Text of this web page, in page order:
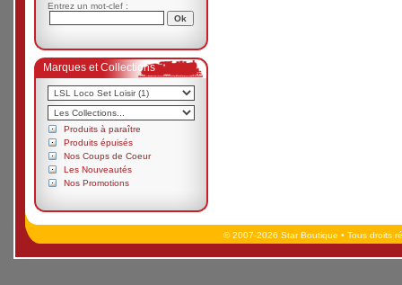
Entrez un mot-clef :
Marques et Collections
Produits à paraître
Produits épuisés
Nos Coups de Coeur
Les Nouveautés
Nos Promotions
© 2007-2026 Star Boutique • Tous droits